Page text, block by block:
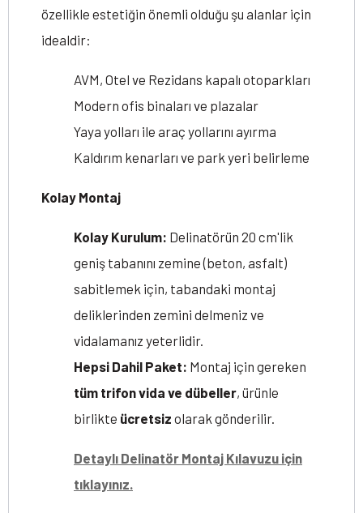
özellikle estetiğin önemli olduğu şu alanlar için
idealdir:
AVM, Otel ve Rezidans kapalı otoparkları
Modern ofis binaları ve plazalar
Yaya yolları ile araç yollarını ayırma
Kaldırım kenarları ve park yeri belirleme
Kolay Montaj
Kolay Kurulum: Delinatörün 20 cm'lik
geniş tabanını zemine (beton, asfalt)
sabitlemek için, tabandaki montaj
deliklerinden zemini delmeniz ve
vidalamanız yeterlidir.
Hepsi Dahil Paket: Montaj için gereken
tüm trifon vida ve dübeller, ürünle
birlikte ücretsiz olarak gönderilir.
Detaylı Delinatör Montaj Kılavuzu için
tıklayınız.